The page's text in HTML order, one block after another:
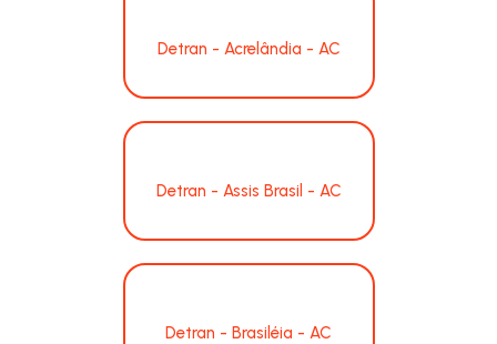
Detran - Acrelândia - AC
Detran - Assis Brasil - AC
Detran - Brasiléia - AC